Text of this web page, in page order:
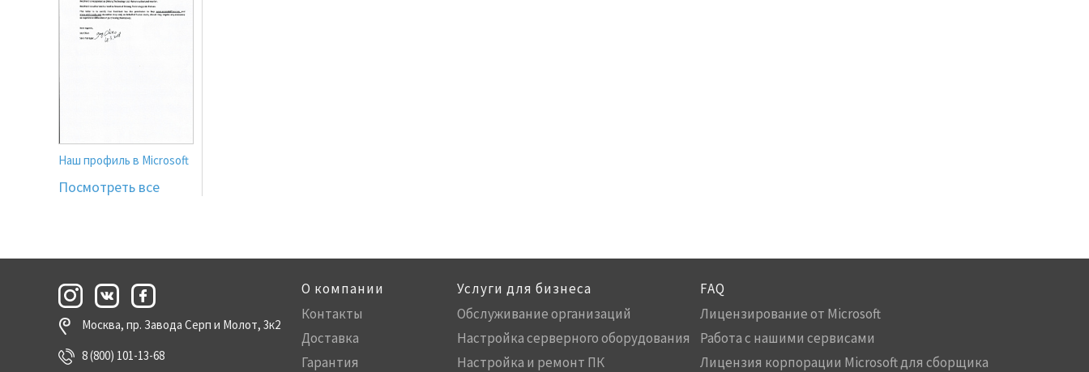
Наш профиль в Microsoft
Посмотреть все
Москва, пр. Завода Серп и Молот, 3к2
8 (800) 101-13-68
О компании
Контакты
Доставка
Гарантия
Услуги для бизнеса
Обслуживание организаций
Настройка серверного оборудования
Настройка и ремонт ПК
FAQ
Лицензирование от Microsoft
Работа с нашими сервисами
Лицензия корпорации Microsoft для сборщика